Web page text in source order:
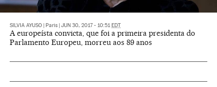
SILVIA AYUSO Paris JUN 30, 2017 - 10:51 EDT
A europeísta convicta, que foi a primeira presidenta do
Parlamento Europeu, morreu aos 89 anos